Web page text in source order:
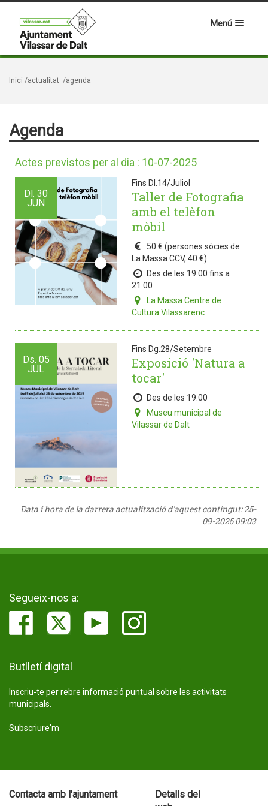
Menú
Inici /actualitat /agenda
Agenda
Actes previstos per al dia : 10-07-2025
Dl. 30
JUN
Fins Dl.14/Juliol
Taller de Fotografia
amb el telèfon
mòbil
50 € (persones sòcies de
La Massa CCV, 40 €)
Des de les 19:00 fins a
21:00
La Massa Centre de
Cultura Vilassarenc
Ds. 05
JUL
Fins Dg.28/Setembre
Exposició 'Natura a
tocar'
Des de les 19:00
Museu municipal de
Vilassar de Dalt
Data i hora de la darrera actualització d'aquest contingut:25-
09-2025 09:03
Segueix-nos a:
Butlletí digital
Inscriu-te per rebre informació puntual sobre les activitats
municipals.
Subscriure'm
Contacta amb l'ajuntament
Detalls del